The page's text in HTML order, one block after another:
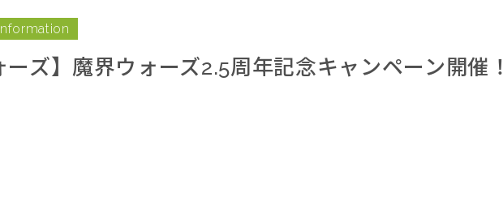
ーズ】魔界ウォーズ2.5周年記念キャンペーン開催！